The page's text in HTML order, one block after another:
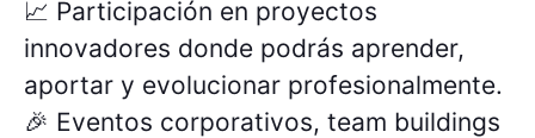
📈 Participación en proyectos
innovadores donde podrás aprender,
aportar y evolucionar profesionalmente.
🎉 Eventos corporativos, team buildings